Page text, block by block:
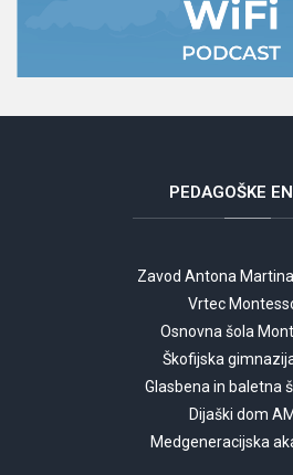
PEDAGOŠKE
Zavod Antona
Vrtec
Osnovna šola
Škofijska
Glasbena in baletna
Dijaški dom
Medgeneracijska